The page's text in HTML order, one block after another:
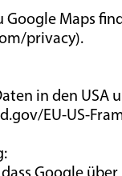
Maps
privacy).
in den USA
EU-US-
Google